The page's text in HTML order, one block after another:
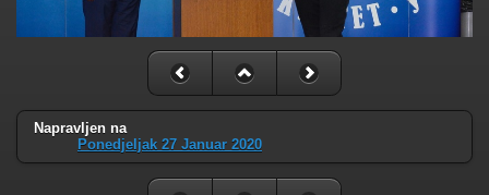
Napravljen na
Ponedjeljak 27 Januar 2020